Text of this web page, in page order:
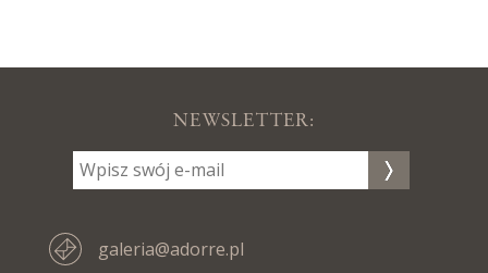
NEWSLETTER:
galeria@adorre.pl